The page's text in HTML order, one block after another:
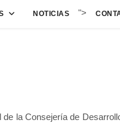
NOTICIAS ">
la Consejería de